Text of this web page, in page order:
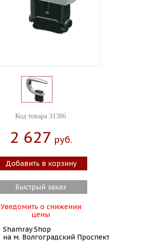
Код товара 31386
2 627 Руб.
Добавить в корзину
Быстрый заказ
Уведомить о снижении
цены
Shamray Shop
на м. Волгоградский Проспект